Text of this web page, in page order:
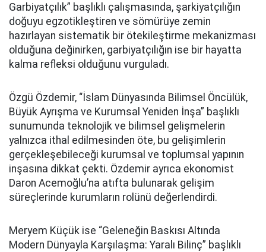
Garbiyatçılık” başlıklı çalışmasında, şarkiyatçılığın
doğuyu egzotikleştiren ve sömürüye zemin
hazırlayan sistematik bir ötekileştirme mekanizması
olduğuna değinirken, garbiyatçılığın ise bir hayatta
kalma refleksi olduğunu vurguladı.
Özgü Özdemir, “İslam Dünyasında Bilimsel Öncülük,
Büyük Ayrışma ve Kurumsal Yeniden İnşa” başlıklı
sunumunda teknolojik ve bilimsel gelişmelerin
yalnızca ithal edilmesinden öte, bu gelişimlerin
gerçekleşebileceği kurumsal ve toplumsal yapının
inşasına dikkat çekti. Özdemir ayrıca ekonomist
Daron Acemoğlu’na atıfta bulunarak gelişim
süreçlerinde kurumların rolünü değerlendirdi.
Meryem Küçük ise “Geleneğin Baskısı Altında
Modern Dünyayla Karşılaşma: Yaralı Bilinç” başlıklı